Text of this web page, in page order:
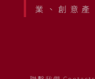
業、創意產